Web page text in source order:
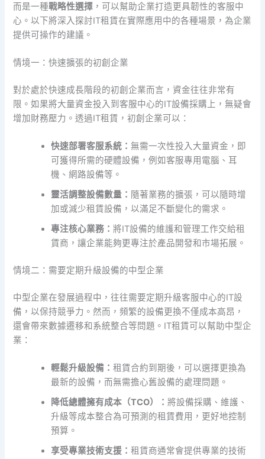
而是一種戰略性選擇 ，可以幫助企業打造更具韌性的客服中
心。以下將深入探討IT租賃在實際應用中的各種場景，為企業
提供可操作的建議。
情境一：快速擴張的初創企業
對於處於快速成長階段的初創企業而言，資金往往非常有
限。如果將大量資金投入到客服中心的IT設備採購上，無疑會
增加財務壓力。透過IT租賃，初創企業可以：
快速部署客服系統： 無需一次性投入大量資金，即
可獲得所需的硬體設備，例如客服專用電腦、耳
機、網路設備等。
靈活調整設備數量： 隨著業務的擴張，可以隨時增
加或減少租賃設備，以滿足不斷變化的需求。
專注核心業務：將IT設備的維護和管理工作交給租
賃商，讓企業能夠更專注於產品開發和市場拓展。
情境二：需要定期升級設備的中型企業
中型企業在發展過程中，往往需要定期升級客服中心的IT設
備，以保持競爭力。然而，頻繁的設備更換不僅成本高昂，
還會帶來數據遷移和系統整合等問題。IT租賃可以幫助中型企
業：
輕鬆升級設備：租賃合約到期後，可以選擇更換為
最新的設備，而無需擔心舊設備的處理問題。
降低總體擁有成本（TCO）：將設備採購、維護、
升級等成本整合為可預測的租賃費用，更好地控制
預算。
享受專業技術支援：租賃商通常會提供專業的技術